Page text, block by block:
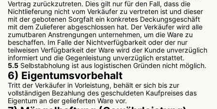
Vertrag zurückzutreten. Dies gilt nur für den Fall, dass die
Nichtlieferung nicht vom Verkäufer zu vertreten ist und dieser
mit der gebotenen Sorgfalt ein konkretes Deckungsgeschäft
mit dem Zulieferer abgeschlossen hat. Der Verkäufer wird alle
zumutbaren Anstrengungen unternehmen, um die Ware zu
beschaffen. Im Falle der Nichtverfügbarkeit oder der nur
teilweisen Verfügbarkeit der Ware wird der Kunde unverzüglich
informiert und die Gegenleistung unverzüglich erstattet.
5.5 Selbstabholung ist aus logistischen Gründen nicht möglich.
6) Eigentumsvorbehalt
Tritt der Verkäufer in Vorleistung, behält er sich bis zur
vollständigen Bezahlung des geschuldeten Kaufpreises das
Eigentum an der gelieferten Ware vor.